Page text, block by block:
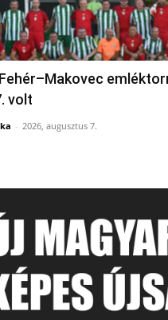
volt
- 2026, augusztus 7.